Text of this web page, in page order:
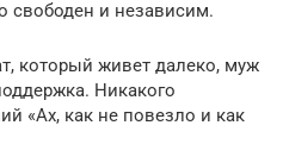
свободен и независим.
который живет далеко, муж
Никакого
«Ах, как не повезло и как